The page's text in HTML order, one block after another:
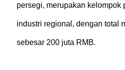
persegi, merupakan kelompok
industri regional, dengan total
sebesar 200 juta RMB.